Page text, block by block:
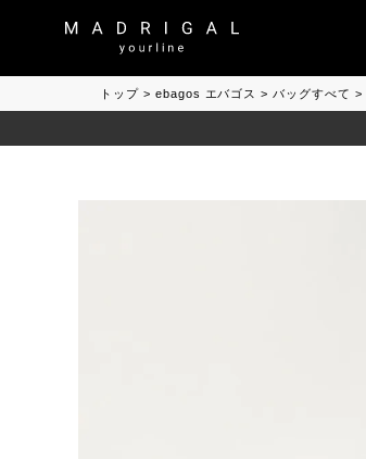
トップ ebagos エバゴス バッグすべて